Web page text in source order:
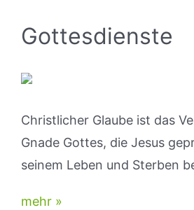
Gottesdienste
Christlicher Glaube ist das
Gnade Gottes, die Jesus
seinem Leben und Sterben
mehr »